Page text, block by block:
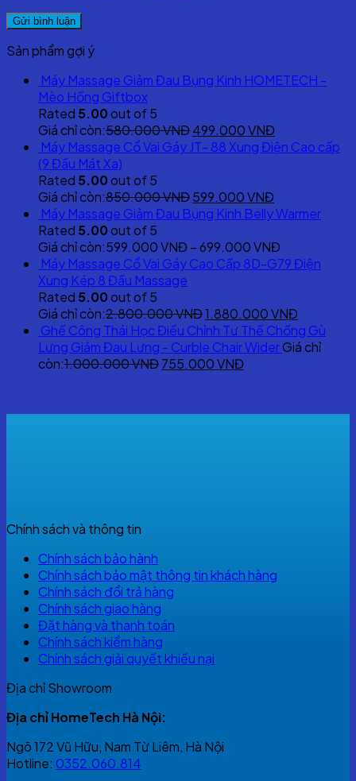
Sản phẩm gợi ý
Máy Massage Giảm Đau Bụng Kinh HOMETECH -
Mèo Hồng Giftbox
Rated 5.00out of 5
Giá chỉ còn:580.000VNĐOriginal
price
499.000VNĐ
price
Máy Massage Cổ Vai Gáy JT- 88 Xung Điện Cao cấp
(9 Đầu Mát Xa)
Rated 5.00out of 5
Giá chỉ còn:850.000VNĐOriginal
price
850.000 VNĐ.
599.000VNĐ
price
599.000
Máy Massage Giảm Đau Bụng Kinh Belly Warmer
Rated 5.00out of 5
Giá chỉ còn:599.000VNĐ –699.000VNĐ
Máy Massage Cổ Vai Gáy Cao Cấp 8D-G79 Điện
Xung Kép 8 Đầu Massage
Rated 5.00out of 5
Giá chỉ còn:2.800.000VNĐOriginal
price
was:
2.800.000 VNĐ.
1.880.000VNĐ
price
is:
Ghế Công Thái Học Điều Chỉnh Tư Thế Chống Gù
Lưng Giảm Đau Lưng - Curble Chair WiderGiá chỉ
còn:1.000.000VNĐOriginal
1.000.000 VNĐ.
755.000VNĐ
755.000 VNĐ.
Chính sách và thông tin
Chính sách bảo hành
Chính sách bảo mật thông tin khách hàng
Chính sách đổi trả hàng
Chính sách giao hàng
Đặt hàng và thanh toán
Chính sách kiểm hàng
Chính sách giải quyết khiếu nại
Địa chỉ Showroom
Địa chỉ HomeTech Hà Nội:
Ngõ 172 Vũ Hữu, Nam Từ Liêm, Hà Nội
Hotline: 0352.060.814